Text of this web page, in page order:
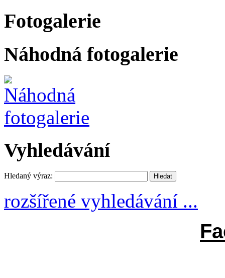
Fotogalerie
Náhodná fotogalerie
Vyhledávání
Hledaný výraz:
rozšířené vyhledávání ...